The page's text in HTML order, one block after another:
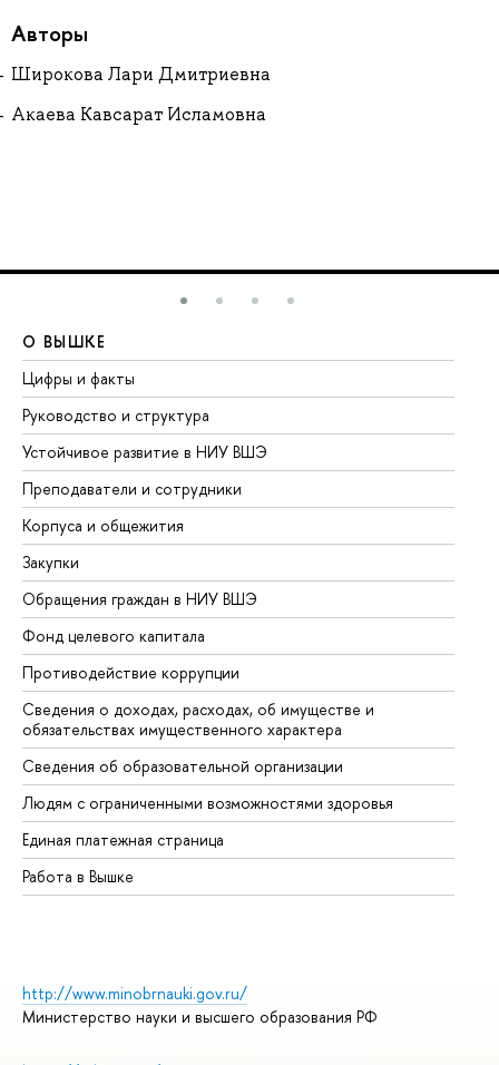
Авторы
Широкова Лари Дмитриевна
Акаева Кавсарат Исламовна
О ВЫШКЕ
Цифры и факты
Руководство и структура
Устойчивое развитие в НИУ ВШЭ
Преподаватели и сотрудники
Корпуса и общежития
Закупки
Обращения граждан в НИУ ВШЭ
Фонд целевого капитала
Противодействие коррупции
Сведения о доходах, расходах, об имуществе и
обязательствах имущественного характера
Сведения об образовательной организации
Людям с ограниченными возможностями здоровья
Единая платежная страница
Работа в Вышке
http://www.minobrnauki.gov.ru/
Министерство науки и высшего образования РФ